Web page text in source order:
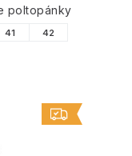
poltopánky
41 42